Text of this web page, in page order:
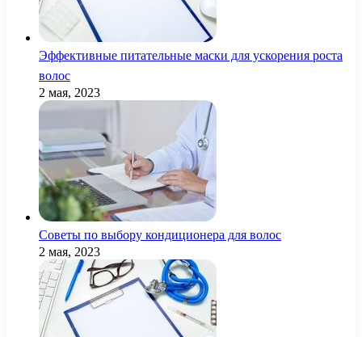
Эффективные питательные маски для ускорения роста
волос
2 мая, 2023
Советы по выбору кондиционера для волос
2 мая, 2023